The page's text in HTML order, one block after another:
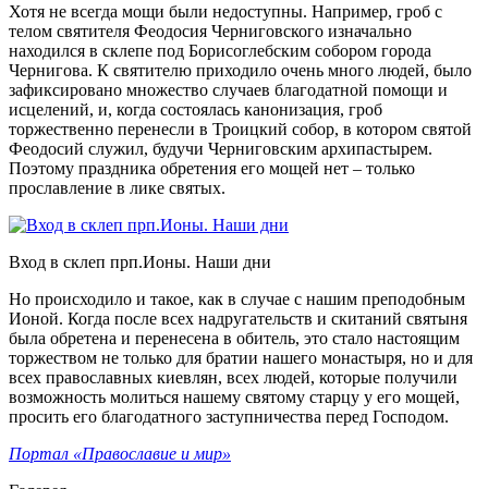
Хотя не всегда мощи были недоступны. Например, гроб с
телом святителя Феодосия Черниговского изначально
находился в склепе под Борисоглебским собором города
Чернигова. К святителю приходило очень много людей, было
зафиксировано множество случаев благодатной помощи и
исцелений, и, когда состоялась канонизация, гроб
торжественно перенесли в Троицкий собор, в котором святой
Феодосий служил, будучи Черниговским архипастырем.
Поэтому праздника обретения его мощей нет – только
прославление в лике святых.
Вход в склеп прп.Ионы. Наши дни
Но происходило и такое, как в случае с нашим преподобным
Ионой. Когда после всех надругательств и скитаний святыня
была обретена и перенесена в обитель, это стало настоящим
торжеством не только для братии нашего монастыря, но и для
всех православных киевлян, всех людей, которые получили
возможность молиться нашему святому старцу у его мощей,
просить его благодатного заступничества перед Господом.
Портал «Православие и мир»